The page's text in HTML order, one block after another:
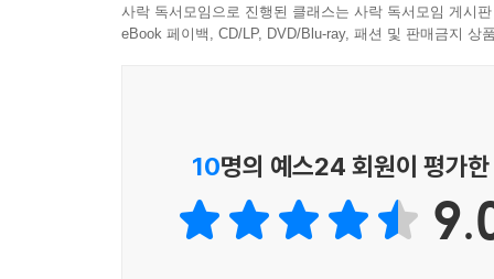
--- p.234~235
내가 싸우고 있지 않은 순간에도 누군가 싸울 수
“페미니즘의 속도는 사람마다 다를 수밖에 없지만
우리는 결국 같은 방향을 향해 가고 있다”
사락 독서모임으로 진행된 클래스는 사락 독서모임 게시
eBook 페이백, CD/LP, DVD/Blu-ray, 패션 및 판매금지 상
10명의 예스24 회원이 평가